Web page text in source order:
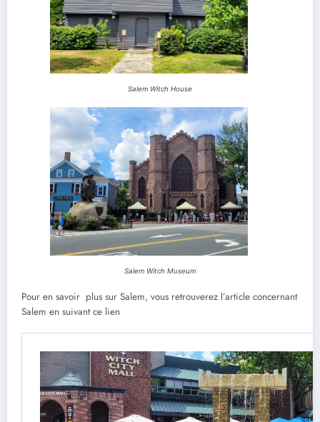
Salem Witch House
Salem Witch Museum
Pour en savoir plus sur Salem, vous retrouverez l’article concernant
Salem en suivant ce lien